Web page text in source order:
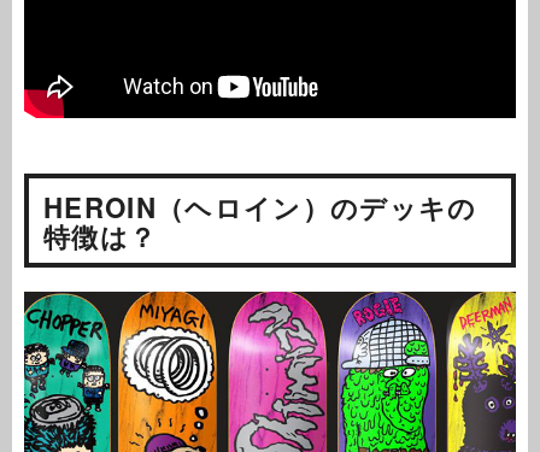
HEROIN（ヘロイン）のデッキの
特徴は？